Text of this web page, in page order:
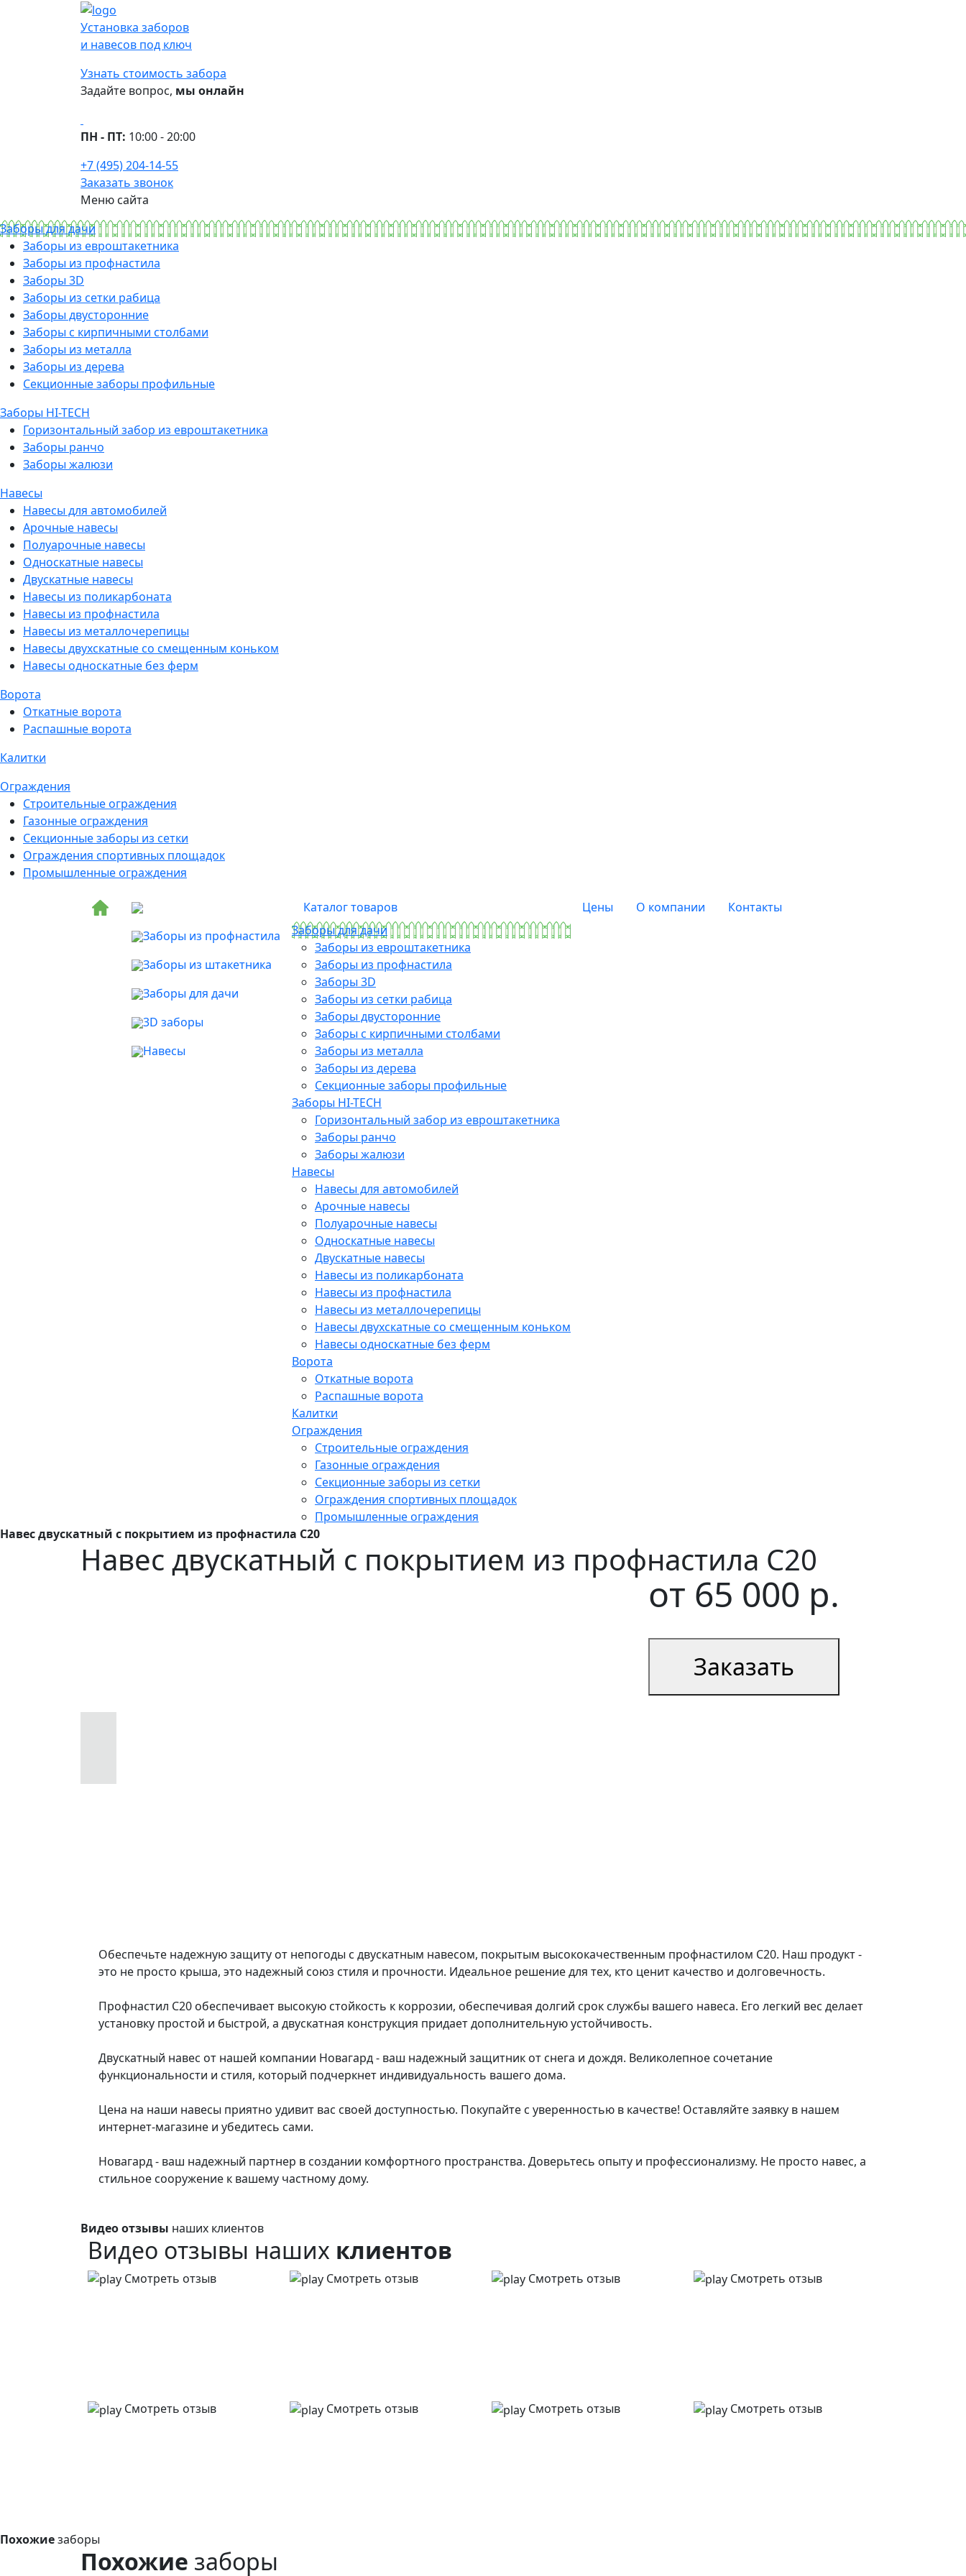
Установка заборов
и навесов под ключ
Узнать стоимость забора
Задайте вопрос, мы онлайн
ПН - ПТ: 10:00 - 20:00
+7 (495) 204-14-55
Заказать звонок
Меню сайта
Заборы для дачи
Заборы из евроштакетника
Заборы из профнастила
Заборы 3D
Заборы из сетки рабица
Заборы двусторонние
Заборы с кирпичными столбами
Заборы из металла
Заборы из дерева
Секционные заборы профильные
Заборы HI-TECH
Горизонтальный забор из евроштакетника
Заборы ранчо
Заборы жалюзи
Навесы
Навесы для автомобилей
Арочные навесы
Полуарочные навесы
Односкатные навесы
Двускатные навесы
Навесы из поликарбоната
Навесы из профнастила
Навесы из металлочерепицы
Навесы двухскатные со смещенным коньком
Навесы односкатные без ферм
Ворота
Откатные ворота
Распашные ворота
Калитки
Ограждения
Строительные ограждения
Газонные ограждения
Секционные заборы из сетки
Ограждения спортивных площадок
Промышленные ограждения
Заборы из профнастила
Заборы из штакетника
Заборы для дачи
3D заборы
Навесы
Каталог товаров
Заборы для дачи
Заборы из евроштакетника
Заборы из профнастила
Заборы 3D
Заборы из сетки рабица
Заборы двусторонние
Заборы с кирпичными столбами
Заборы из металла
Заборы из дерева
Секционные заборы профильные
Заборы HI-TECH
Горизонтальный забор из евроштакетника
Заборы ранчо
Заборы жалюзи
Навесы
Навесы для автомобилей
Арочные навесы
Полуарочные навесы
Односкатные навесы
Двускатные навесы
Навесы из поликарбоната
Навесы из профнастила
Навесы из металлочерепицы
Навесы двухскатные со смещенным коньком
Навесы односкатные без ферм
Ворота
Откатные ворота
Распашные ворота
Калитки
Ограждения
Строительные ограждения
Газонные ограждения
Секционные заборы из сетки
Ограждения спортивных площадок
Промышленные ограждения
Цены О компании Контакты
Навес двускатный с покрытием из профнастила C20
Навес двускатный с покрытием из профнастила C20
от 65 000 р.
Заказать
Обеспечьте надежную защиту от непогоды с двускатным навесом, покрытым высококачественным профнастилом C20. Наш продукт -
это не просто крыша, это надежный союз стиля и прочности. Идеальное решение для тех, кто ценит качество и долговечность.
Профнастил C20 обеспечивает высокую стойкость к коррозии, обеспечивая долгий срок службы вашего навеса. Его легкий вес делает
установку простой и быстрой, а двускатная конструкция придает дополнительную устойчивость.
Двускатный навес от нашей компании Новагард - ваш надежный защитник от снега и дождя. Великолепное сочетание
функциональности и стиля, который подчеркнет индивидуальность вашего дома.
Цена на наши навесы приятно удивит вас своей доступностью. Покупайте с уверенностью в качестве! Оставляйте заявку в нашем
интернет-магазине и убедитесь сами.
Новагард - ваш надежный партнер в создании комфортного пространства. Доверьтесь опыту и профессионализму. Не просто навес, а
стильное сооружение к вашему частному дому.
Видео отзывы наших клиентов
Видео отзывы наших клиентов
Смотреть отзыв Смотреть отзыв Смотреть отзыв Смотреть отзыв
Смотреть отзыв Смотреть отзыв Смотреть отзыв Смотреть отзыв
Похожиезаборы
Похожие заборы